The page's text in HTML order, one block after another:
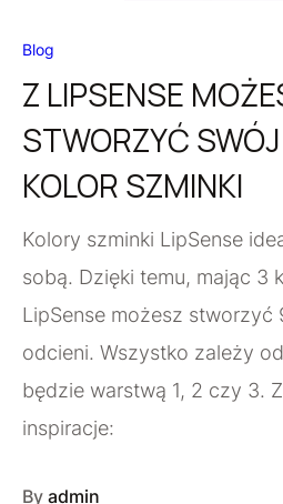
Blog
Z LIPSENSE
STWORZYĆ
KOLOR SZMINKI
Kolory szminki LipSense
sobą. Dzięki temu, mając 3
LipSense możesz stworzyć
odcieni. Wszystko zależy
będzie warstwą 1, 2 czy 3.
inspiracje:
By admin